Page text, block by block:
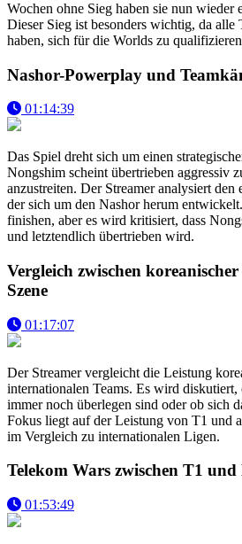
Wochen ohne Sieg haben sie nun wieder
Dieser Sieg ist besonders wichtig, da alle
haben, sich für die Worlds zu
Nashor-Powerplay und
01:14:39
Das Spiel dreht sich um einen
Nongshim scheint übertrieben aggressiv
anzustreiten. Der Streamer analysiert den
der sich um den Nashor herum
finishen, aber es wird kritisiert, dass
und letztendlich übertrieben wird.
Vergleich zwischen
Szene
01:17:07
Der Streamer vergleicht die Leistung
internationalen Teams. Es wird diskutiert,
immer noch überlegen sind oder ob sich
Fokus liegt auf der Leistung von T1 und
im Vergleich zu internationalen Ligen.
Telekom Wars zwischen T1
01:53:49